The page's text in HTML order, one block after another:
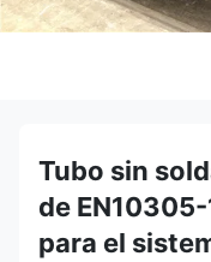
Tubo sin
de
para el